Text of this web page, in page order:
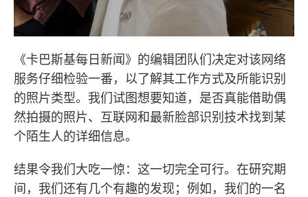
《卡巴斯基每日新闻》的编辑团队们决定对该网络
服务仔细检验一番，以了解其工作方式及所能识别
的照片类型。我们试图想要知道，是否真能借助偶
然拍摄的照片、互联网和最新脸部识别技术找到某
个陌生人的详细信息。
结果令我们大吃一惊：这一切完全可行。在研究期
间，我们还有几个有趣的发现；例如，我们的一名